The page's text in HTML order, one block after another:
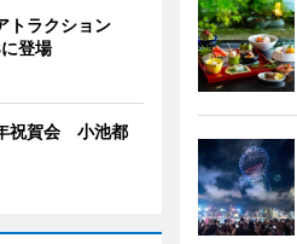
トラクション
登場
祝賀会 小池都